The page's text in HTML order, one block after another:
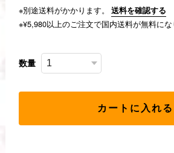
※別途送料がかかります。 送料を確認する
※¥5,980以上のご注文で国内送料が無料にな
数量
カートに入れる